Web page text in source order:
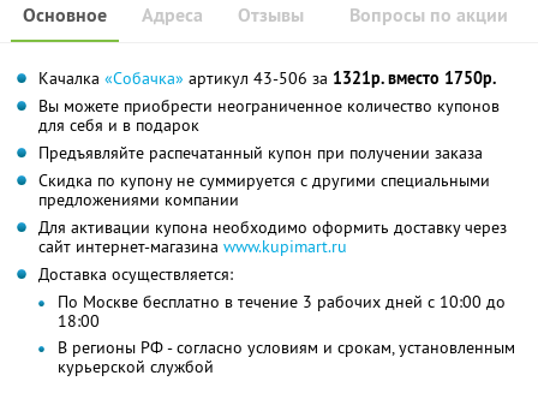
Основное Отзывы Вопросы по акции
Адреса
Качалка «Собачка» артикул 43-506 за 1321р. вместо 1750р.
Вы можете приобрести неограниченное количество купонов
для себя и в подарок
Предъявляйте распечатанный купон при получении заказа
Скидка по купону не суммируется с другими специальными
предложениями компании
Для активации купона необходимо оформить доставку через
сайт интернет-магазина www.kupimart.ru
Доставка осуществляется:
По Москве бесплатно в течение 3 рабочих дней с 10:00 до
18:00
В регионы РФ - согласно условиям и срокам, установленным
курьерской службой